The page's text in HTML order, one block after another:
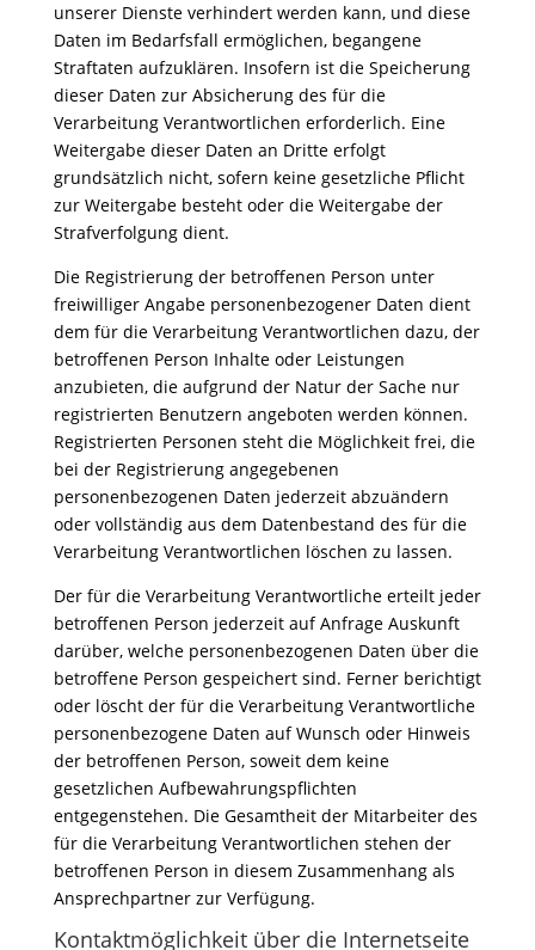
unserer Dienste verhindert werden kann, und diese
Daten im Bedarfsfall ermöglichen, begangene
Straftaten aufzuklären. Insofern ist die Speicherung
dieser Daten zur Absicherung des für die
Verarbeitung Verantwortlichen erforderlich. Eine
Weitergabe dieser Daten an Dritte erfolgt
grundsätzlich nicht, sofern keine gesetzliche Pflicht
zur Weitergabe besteht oder die Weitergabe der
Strafverfolgung dient.
Die Registrierung der betroffenen Person unter
freiwilliger Angabe personenbezogener Daten dient
dem für die Verarbeitung Verantwortlichen dazu, der
betroffenen Person Inhalte oder Leistungen
anzubieten, die aufgrund der Natur der Sache nur
registrierten Benutzern angeboten werden können.
Registrierten Personen steht die Möglichkeit frei, die
bei der Registrierung angegebenen
personenbezogenen Daten jederzeit abzuändern
oder vollständig aus dem Datenbestand des für die
Verarbeitung Verantwortlichen löschen zu lassen.
Der für die Verarbeitung Verantwortliche erteilt jeder
betroffenen Person jederzeit auf Anfrage Auskunft
darüber, welche personenbezogenen Daten über die
betroffene Person gespeichert sind. Ferner berichtigt
oder löscht der für die Verarbeitung Verantwortliche
personenbezogene Daten auf Wunsch oder Hinweis
der betroffenen Person, soweit dem keine
gesetzlichen Aufbewahrungspflichten
entgegenstehen. Die Gesamtheit der Mitarbeiter des
für die Verarbeitung Verantwortlichen stehen der
betroffenen Person in diesem Zusammenhang als
Ansprechpartner zur Verfügung.
Kontaktmöglichkeit über die Internetseite